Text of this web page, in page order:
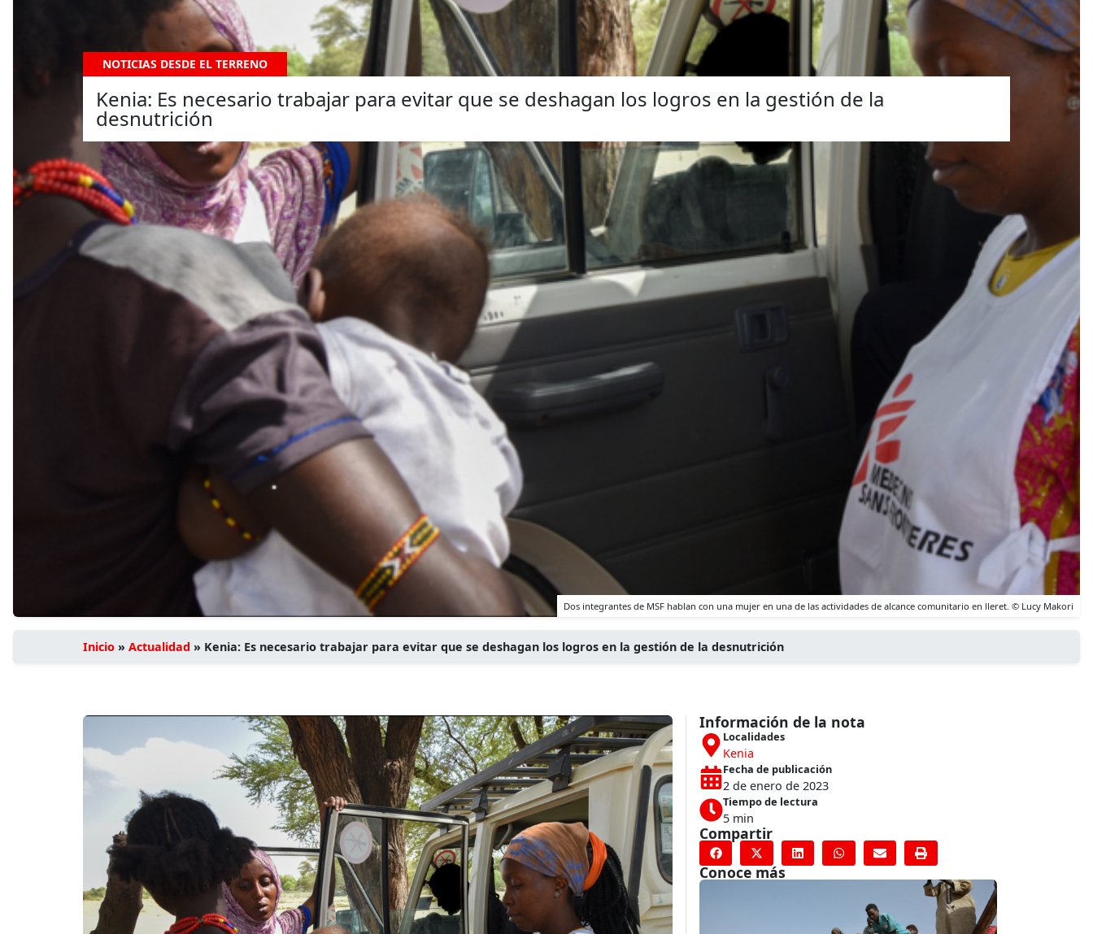
NOTICIAS DESDE EL TERRENO
Kenia: Es necesario trabajar para evitar que se deshagan los logros en la gestión de la
desnutrición
Dos integrantes de MSF hablan con una mujer en una de las actividades de alcance comunitario en lleret. © Lucy Makori
Inicio » Actualidad » Kenia: Es necesario trabajar para evitar que se deshagan los logros en la gestión de la desnutrición
Información de la nota
Localidades
Kenia
Fecha de publicación
2 de enero de 2023
Tiempo de lectura
5 min
Compartir
Conoce más